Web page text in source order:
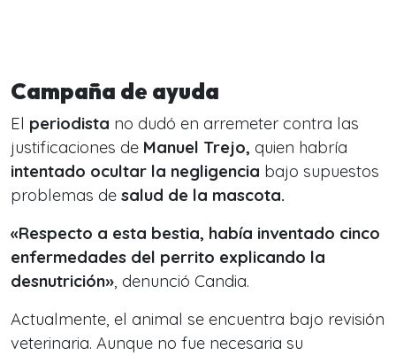
Campaña de ayuda
El periodista no dudó en arremeter contra las
justificaciones de Manuel Trejo, quien habría
intentado ocultar la negligencia bajo supuestos
problemas de salud de la mascota.
«Respecto a esta bestia, había inventado cinco
enfermedades del perrito explicando la
desnutrición», denunció Candia.
Actualmente, el animal se encuentra bajo revisión
veterinaria. Aunque no fue necesaria su